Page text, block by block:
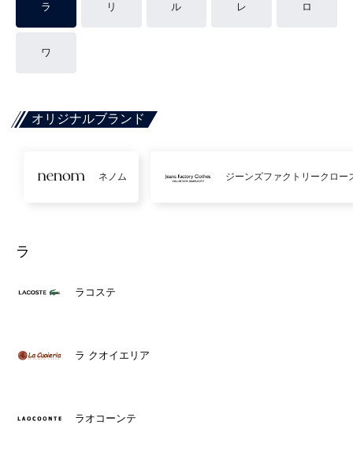
ラ リ ル レ ロ
ワ
オリジナルブランド
ネノム ジーンズファクトリークロー
ラ
ラコステ
ラ クオイエリア
ラオコーンテ